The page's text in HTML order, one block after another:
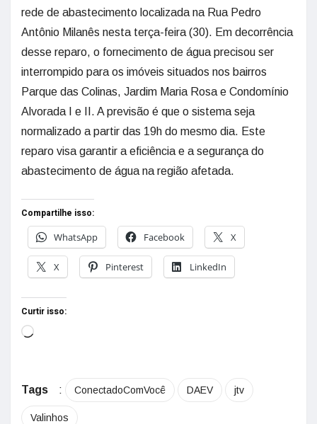
rede de abastecimento localizada na Rua Pedro
Antônio Milanês nesta terça-feira (30). Em decorrência
desse reparo, o fornecimento de água precisou ser
interrompido para os imóveis situados nos bairros
Parque das Colinas, Jardim Maria Rosa e Condomínio
Alvorada I e II. A previsão é que o sistema seja
normalizado a partir das 19h do mesmo dia. Este
reparo visa garantir a eficiência e a segurança do
abastecimento de água na região afetada.
Compartilhe isso:
WhatsApp
Facebook X
X Pinterest LinkedIn
Curtir isso:
Tags : ConectadoComVocê DAEV jtv
Valinhos